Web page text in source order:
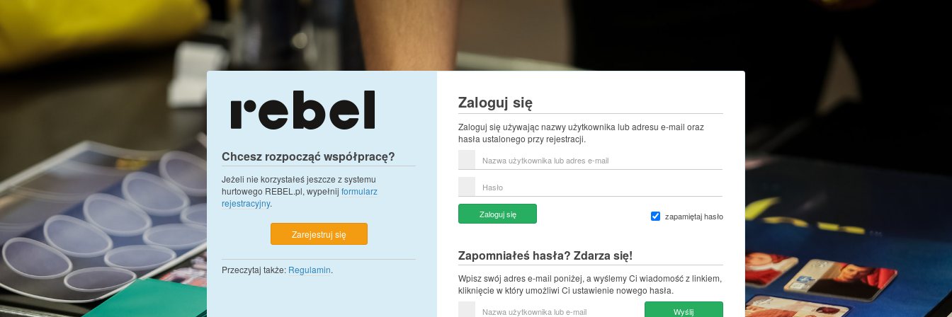
Chcesz rozpocząć współpracę?
Jeżeli nie korzystałeś jeszcze z systemu
hurtowego REBEL.pl, wypełnij formularz
rejestracyjny.
Zarejestruj się
Przeczytaj także: Regulamin.
Zaloguj się
Zaloguj się używając nazwy użytkownika lub adresu e-mail oraz
hasła ustalonego przy rejestracji.
użytkownika
e-
mail
zapamiętaj hasło
Zaloguj się
Zapomniałeś hasła? Zdarza się!
Wpisz swój adres e-mail poniżej, a wyślemy Ci wiadomość z linkiem,
kliknięcie w który umożliwi Ci ustawienie nowego hasła.
Wyślij